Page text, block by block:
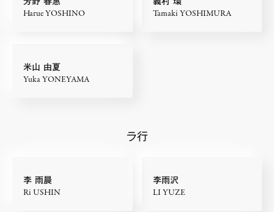
Harue YOSHINO Tamaki YOSHIMURA
米山 由夏
Yuka YONEYAMA
ラ行
李 雨晨
Ri USHIN
李雨沢
LI YUZE